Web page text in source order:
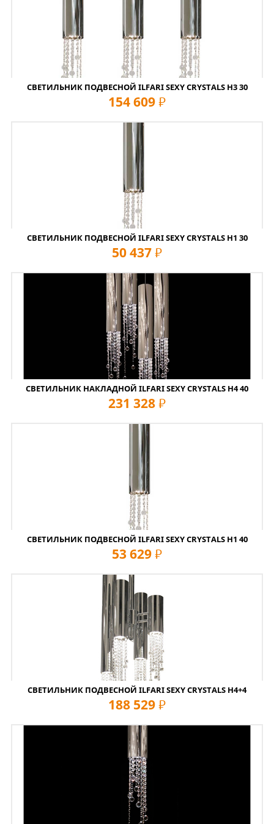
СВЕТИЛЬНИК ПОДВЕСНОЙ ILFARI SEXY CRYSTALS H3 30
154 609 руб
СВЕТИЛЬНИК ПОДВЕСНОЙ ILFARI SEXY CRYSTALS H1 30
50 437 руб
СВЕТИЛЬНИК НАКЛАДНОЙ ILFARI SEXY CRYSTALS H4 40
231 328 руб
СВЕТИЛЬНИК ПОДВЕСНОЙ ILFARI SEXY CRYSTALS H1 40
53 629 руб
СВЕТИЛЬНИК ПОДВЕСНОЙ ILFARI SEXY CRYSTALS H4+4
188 529 руб